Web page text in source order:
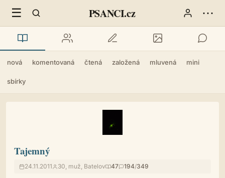
☰ PSANCI.cz ⋯
nová komentovaná čtená založená mluvená mini
sbírky
Tajemný
24.11.2011 30, muž, Batelov 47 194/349